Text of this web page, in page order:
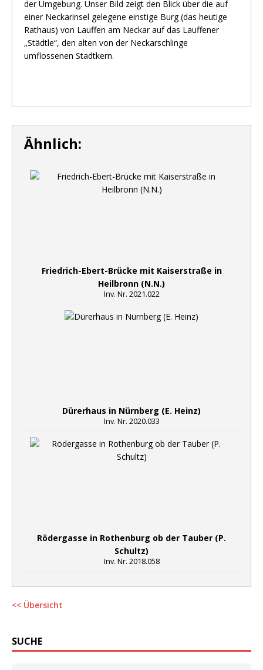
der Umgebung. Unser Bild zeigt den Blick über die auf
einer Neckarinsel gelegene einstige Burg (das heutige
Rathaus) von Lauffen am Neckar auf das Lauffener
„Städtle“, den alten von der Neckarschlinge
umflossenen Stadtkern.
Ähnlich:
Friedrich-Ebert-Brücke mit Kaiserstraße in
Heilbronn (N.N.)
Inv. Nr. 2021.022
Dürerhaus in Nürnberg (E. Heinz)
Inv. Nr. 2020.033
Rödergasse in Rothenburg ob der Tauber (P.
Schultz)
Inv. Nr. 2018.058
<< Übersicht
SUCHE